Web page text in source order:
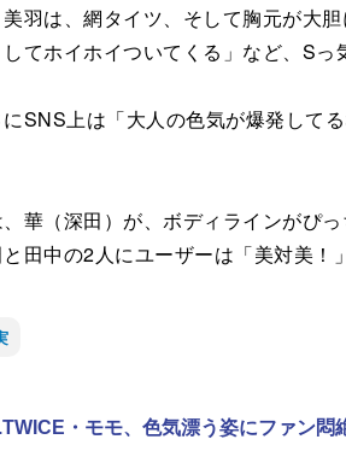
羽は、網タイツ、そして胸元が大
てホイホイついてくる」など、Sっ
SNS上は「大人の色気が爆発して
華（深田）が、ボディラインがぴ
田中の2人にユーザーは「美対美
・モモ、色気漂う姿にファン悶